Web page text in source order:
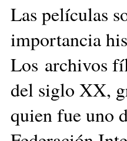
Las películas
importancia
Los archivos
del siglo XX,
quien fue uno